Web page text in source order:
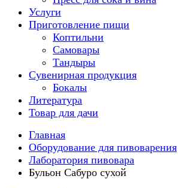
Услуги
Приготовление пищи
Коптильни
Самовары
Тандыры
Сувенирная продукция
Бокалы
Литература
Товар для дачи
Главная
Оборудование для пивоварения
Лаборатория пивовара
Бульон Сабуро сухой